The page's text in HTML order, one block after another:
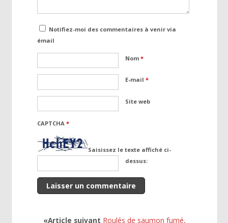
Notifiez-moi des commentaires à venir via
émail
Nom*
E-mail*
Site web
CAPTCHA*
Saisissez le texte affiché ci-
dessus:
«Article suivant Roulés de saumon fumé,